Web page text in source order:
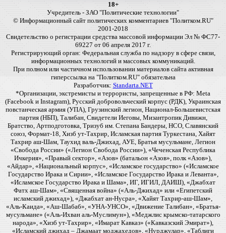
18+
Учредитель - ЗАО "Политические технологии"
© Информационный сайт политических комментариев "Политком.RU"
2001-2018
Свидетельство о регистрации средства массовой информации Эл № ФС77-
69227 от 06 апреля 2017 г.
Регистрирующий орган: Федеральная служба по надзору в сфере связи,
информационных технологий и массовых коммуникаций.
При полном или частичном использовании материалов сайта активная
гиперссылка на "Политком.RU" обязательна
Разработчик: Standarta.NET
*Организации, экстремисты и террористы, запрещенные в РФ: Meta
(Facebook и Instagram), Русский добровольческий корпус (РДК), Украинская
повстанческая армия (УПА), Грузинский легион, Национал-Большевистская
партия (НБП), Талибан, Свидетели Иеговы, Мизантропик Дивижн,
Братство, Артподготовка, Тризуб им. Степана Бандеры, НСО, Славянский
союз, Формат-18, Хизб ут-Тахрир, Исламская партия Туркестана, Хайят
Тахрир аш-Шам, Таухид валь-Джихад, АУЕ, Братья мусульмане, Легион
«Свобода России» («Легион Свобода России»), «Чеченская Республика
Ичкерия», «Правый сектор», «Азов» (батальон «Азов», полк «Азов»),
«Айдар», «Национальный корпус», «Исламское государство» («Исламское
Государство Ирака и Сирии», «Исламское Государство Ирака и Леванта»,
«Исламское Государство Ирака и Шама», ИГ, ИГИЛ, ДАИШ), «Джабхат
Фатх аш-Шам», «Священная война» («Аль-Джихад» или «Египетский
исламский джихад»), «Джабхат ан-Нусра», «Хайят Тахрир-аш-Шам»,
«Аль-Каида», «Аш-Шабаб», «УНА-УНСО», «Движение Талибан», «Братья-
мусульмане» («Аль-Ихван аль-Муслимун»), «Меджлис крымско-татарского
народа», «Хизб ут-Тахрир», «Имарат Кавказ» («Кавказский Эмират»),
«Исламский джихад – Джамаат моджахедов», «Нурджулар», «Таблиги